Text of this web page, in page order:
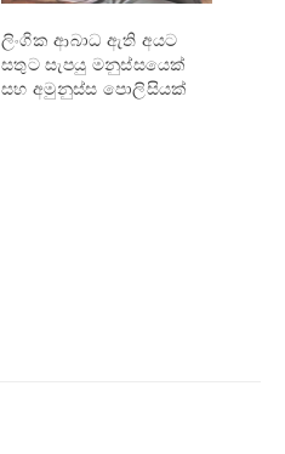
ලිංගික ආබාධ ඇති අයට
සතුට සැපයු මනුස්සයෙක්
සහ අමුනුස්ස පොලිසියක්